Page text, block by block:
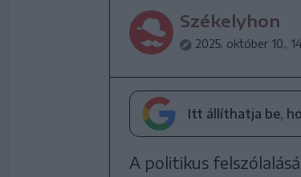
Székelyhon
2025. október 10.,
Itt állíthatja be,
A politikus